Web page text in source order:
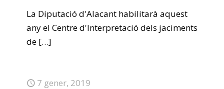
La Diputació d'Alacant habilitarà aquest
any el Centre d'Interpretació dels jaciments
de […]
7 gener, 2019